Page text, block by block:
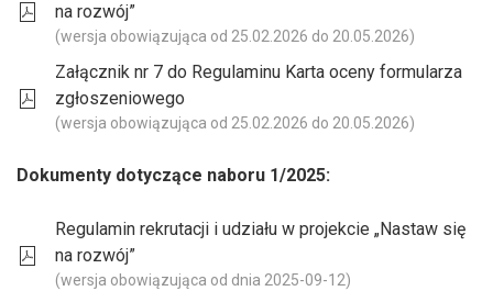
na rozwój”
(wersja obowiązująca od 25.02.2026 do 20.05.2026)
Załącznik nr 7 do Regulaminu Karta oceny formularza
zgłoszeniowego
(wersja obowiązująca od 25.02.2026 do 20.05.2026)
Dokumenty dotyczące naboru 1/2025:
Regulamin rekrutacji i udziału w projekcie „Nastaw się
na rozwój”
(wersja obowiązująca od dnia 2025-09-12)